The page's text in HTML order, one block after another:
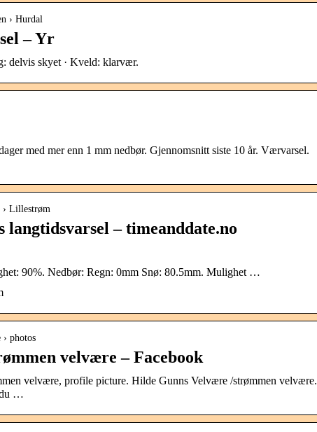
› Hurdal
– Yr
delvis skyet · Kveld: klarvær.
med mer enn 1 mm nedbør. Gjennomsnitt siste 10 år. Værvarsel.
› Lillestrøm
– timeanddate.no
90%. Nedbør: Regn: 0mm Snø: 80.5mm. Mulighet …
photos
velvære – Facebook
velvære, profile picture. Hilde Gunns Velvære /strømmen velvære.
du …